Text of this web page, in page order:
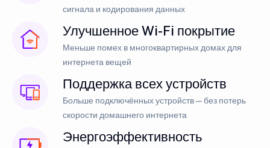
сигнала и кодирования данных
Улучшенное Wi-Fi покрытие
Меньше помех в многоквартирных домах для
интернета вещей
Поддержка всех устройств
Больше подключённых устройств — без потерь
скорости домашнего интернета
Энергоэффективность